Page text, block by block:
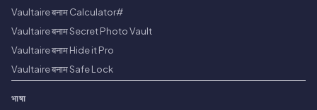
Vaultaire बनाम Calculator#
Vaultaire बनाम Secret Photo Vault
Vaultaire बनाम Hide it Pro
Vaultaire बनाम Safe Lock
भाषा